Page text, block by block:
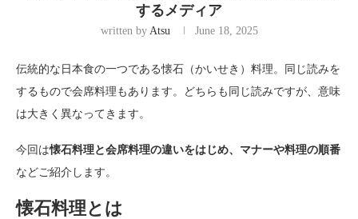
するメディア
written by Atsu June 18, 2025
伝統的な日本食の一つである懐石（かいせき）料理。同じ読みを
するもので会席料理もあります。どちらも同じ読みですが、意味
は大きく異なってきます。
今回は懐石料理と会席料理の違いをはじめ、マナーや料理の順番
などご紹介します。
懐石料理とは